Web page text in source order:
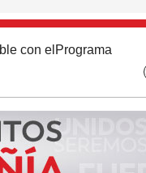
con el Programa